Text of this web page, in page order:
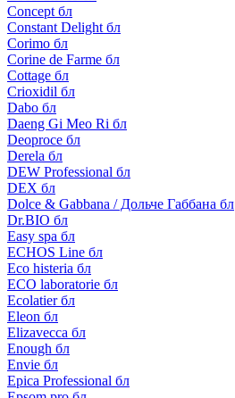
Concept бл
Constant Delight бл
Corimo бл
Corine de Farme бл
Cottage бл
Crioxidil бл
Dabo бл
Daeng Gi Meo Ri бл
Deoproce бл
Derela бл
DEW Professional бл
DEX бл
Dolce & Gabbana / Дольче Габбана бл
Dr.BIO бл
Easy spa бл
ECHOS Line бл
Eco histeria бл
ECO laboratorie бл
Ecolatier бл
Eleon бл
Elizavecca бл
Enough бл
Envie бл
Epica Professional бл